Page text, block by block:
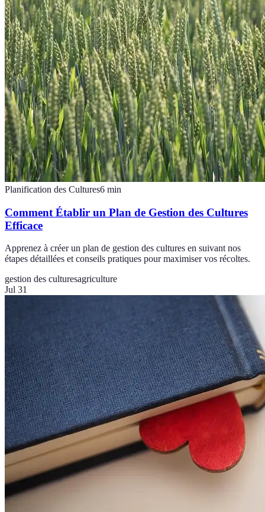
Planification des Cultures6 min
Comment Établir un Plan de Gestion des Cultures
Efficace
Apprenez à créer un plan de gestion des cultures en suivant nos
étapes détaillées et conseils pratiques pour maximiser vos récoltes.
gestion des culturesagriculture
Jul 31